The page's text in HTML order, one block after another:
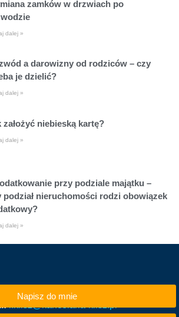
zamków w drzwiach po
dalej »
a darowizny od rodziców – czy
je dzielić?
dalej »
założyć niebieską kartę?
dalej »
przy podziale majątku –
podział nieruchomości rodzi obowiązek
dalej »
Napisz do mnie